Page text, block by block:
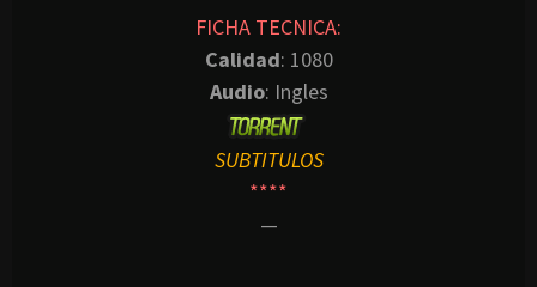
FICHA TECNICA:
Calidad: 1080
Audio: Ingles
SUBTITULOS
****
—